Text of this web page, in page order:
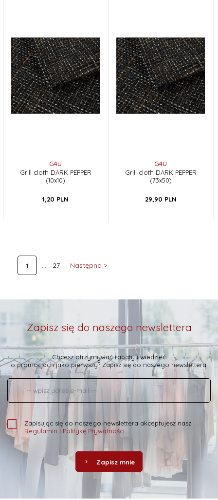
G4U
Grill cloth DARK PEPPER
(10x10)
1,20 PLN
G4U
Grill cloth DARK PEPPER
(73x50)
29,90 PLN
1 27 Następna >
Zapisz się do naszego newslettera
Chcesz otrzymywać rabaty i wiedzieć
o promocjach jako pierwszy? Zapisz się do naszego newslettera.
Zapisując się do naszego newslettera akceptujesz nasz
Regulamin i Politykę Prywatności
Zapisz mnie